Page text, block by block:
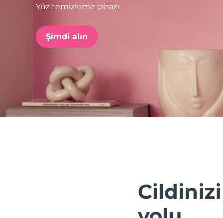
Yüz temizleme cihazı
Şimdi alın
issa™ Teeth Whitening Set
FAQ™ Dual LED Panel
POPÜLER